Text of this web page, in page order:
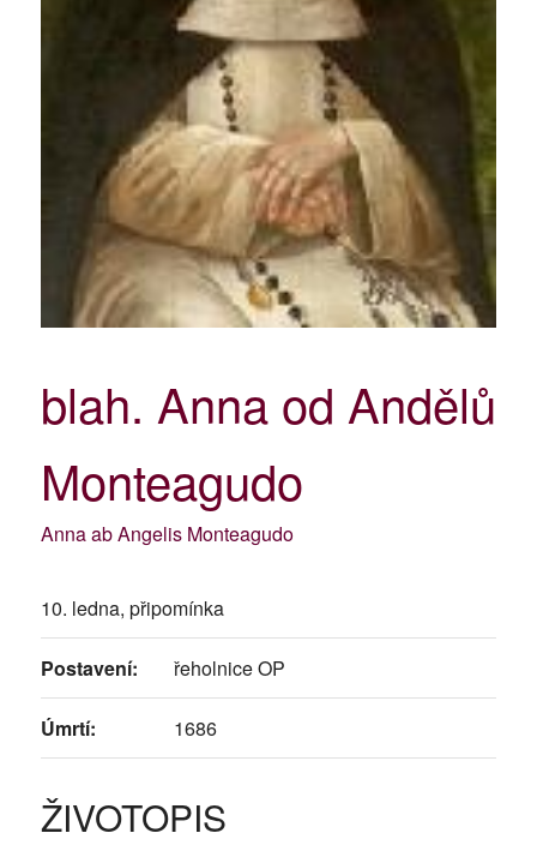
blah. Anna od Andělů
Monteagudo
Anna ab Angelis Monteagudo
10. ledna, připomínka
Postavení: řeholnice OP
Úmrtí: 1686
ŽIVOTOPIS